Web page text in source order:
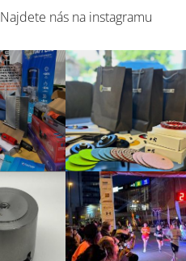
Najdete nás na instagramu